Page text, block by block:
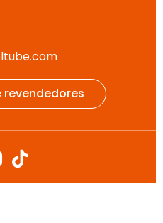
revendedores